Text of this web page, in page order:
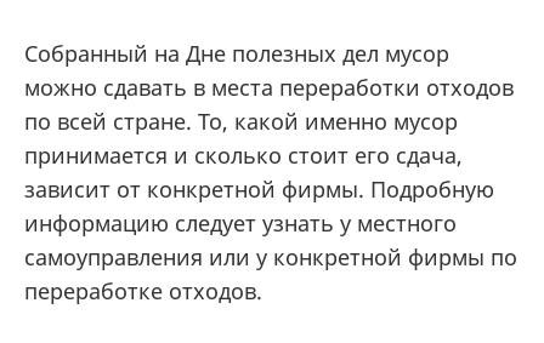
Собранный на Дне полезных дел мусор
можно сдавать в места переработки отходов
по всей стране. То, какой именно мусор
принимается и сколько стоит его сдача,
зависит от конкретной фирмы. Подробную
информацию следует узнать у местного
самоуправления или у конкретной фирмы по
переработке отходов.